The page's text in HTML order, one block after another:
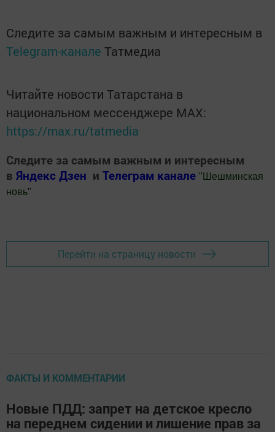
Следите за самым важным и интересным в
Telegram-канале Татмедиа
Читайте новости Татарстана в
национальном мессенджере MАХ:
https://max.ru/tatmedia
Следите за самым важным и интересным
в Яндекс Дзен и Телеграм канале " Шешминская
новь"
Перейти на страницу новости
ФАКТЫ И КОММЕНТАРИИ
Новые ПДД: запрет на детское кресло
на переднем сидении и лишение прав за